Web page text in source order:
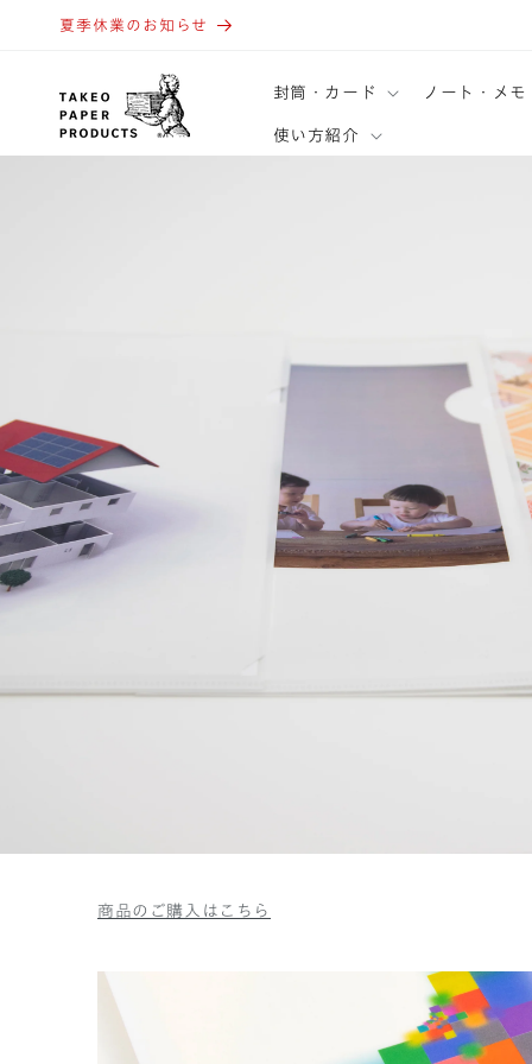
ンツに
夏季休業のお知らせ
封筒・カード ノート・メモ
使い方紹介
商品のご購入はこちら